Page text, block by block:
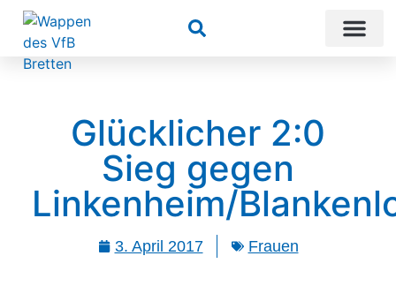
Suchen
Glücklicher 2:0
Sieg gegen
Linkenheim/
3. April 2017 Frauen